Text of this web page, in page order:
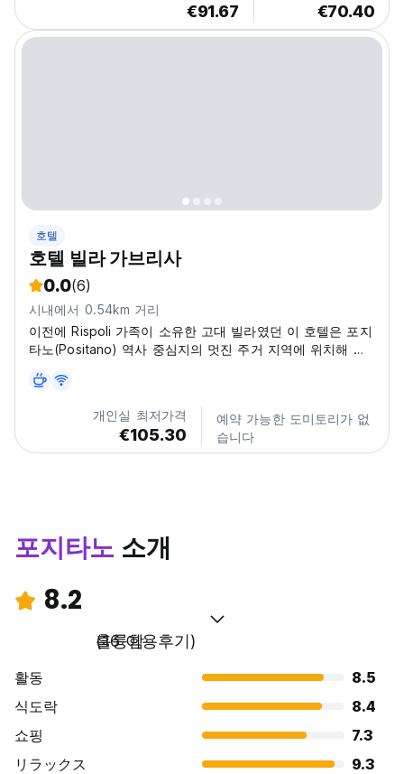
€91.67 €70.40
호텔
호텔 빌라 가브리사
0.0(6)
시내에서 0.54km 거리
이전에 Rispoli 가족이 소유한 고대 빌라였던 이 호텔은 포지
타노(Positano) 역사 중심지의 멋진 주거 지역에 위치해 있
개인실 최저가격
€105.30
예약 가능한 도미토리가 없
습니다
포지타노 소개
8.2
훌륭함
(16 이용후기)
활동
8.5
식도락
8.4
쇼핑
7.3
リラックス
9.3